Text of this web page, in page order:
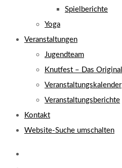
Spielberichte
Yoga
Veranstaltungen
Jugendteam
Knutfest – Das Original
Veranstaltungskalender
Veranstaltungsberichte
Kontakt
Website-Suche umschalten